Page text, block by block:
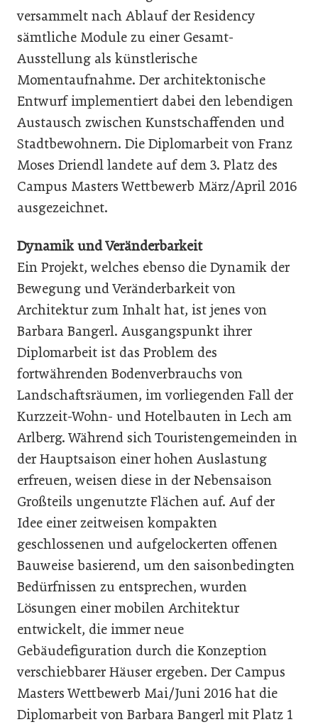
versammelt nach Ablauf der Residency
sämtliche Module zu einer Gesamt-
Ausstellung als künstlerische
Momentaufnahme. Der architektonische
Entwurf implementiert dabei den lebendigen
Austausch zwischen Kunstschaffenden und
Stadtbewohnern. Die Diplomarbeit von Franz
Moses Driendl landete auf dem 3. Platz des
Campus Masters Wettbewerb März/April 2016
ausgezeichnet.
Dynamik und Veränderbarkeit
Ein Projekt, welches ebenso die Dynamik der
Bewegung und Veränderbarkeit von
Architektur zum Inhalt hat, ist jenes von
Barbara Bangerl. Ausgangspunkt ihrer
Diplomarbeit ist das Problem des
fortwährenden Bodenverbrauchs von
Landschaftsräumen, im vorliegenden Fall der
Kurzzeit-Wohn- und Hotelbauten in Lech am
Arlberg. Während sich Touristengemeinden in
der Hauptsaison einer hohen Auslastung
erfreuen, weisen diese in der Nebensaison
Großteils ungenutzte Flächen auf. Auf der
Idee einer zeitweisen kompakten
geschlossenen und aufgelockerten offenen
Bauweise basierend, um den saisonbedingten
Bedürfnissen zu entsprechen, wurden
Lösungen einer mobilen Architektur
entwickelt, die immer neue
Gebäudefiguration durch die Konzeption
verschiebbarer Häuser ergeben. Der Campus
Masters Wettbewerb Mai/Juni 2016 hat die
Diplomarbeit von Barbara Bangerl mit Platz 1